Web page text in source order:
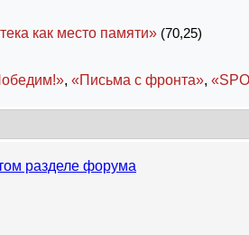
как место памяти» (70,25)
, «Письма с фронта»,
разделе форума